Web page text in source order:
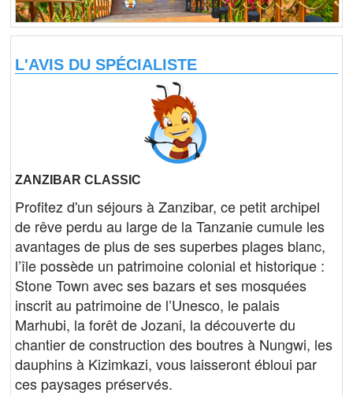
L'AVIS DU SPÉCIALISTE
ZANZIBAR CLASSIC
Profitez d'un séjours à Zanzibar, ce petit archipel
de rêve perdu au large de la Tanzanie cumule les
avantages de plus de ses superbes plages blanc,
l’île possède un patrimoine colonial et historique :
Stone Town avec ses bazars et ses mosquées
inscrit au patrimoine de l’Unesco, le palais
Marhubi, la forêt de Jozani, la découverte du
chantier de construction des boutres à Nungwi, les
dauphins à Kizimkazi, vous laisseront ébloui par
ces paysages préservés.